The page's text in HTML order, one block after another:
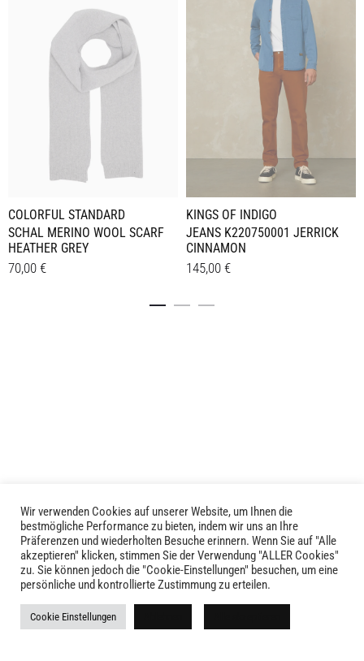
COLORFUL STANDARD
SCHAL MERINO WOOL SCARF
HEATHER GREY
70,00 €
KINGS OF INDIGO
JEANS K220750001 JERRICK
CINNAMON
145,00 €
Produktseite
gewählt
werden
LIVID © 2024
Kontakt
Versandkosten
Wir verwenden Cookies auf unserer Website, um Ihnen die
bestmögliche Performance zu bieten, indem wir uns an Ihre
Präferenzen und wiederholten Besuche erinnern. Wenn Sie auf "Alle
akzeptieren" klicken, stimmen Sie der Verwendung "ALLER Cookies"
zu. Sie können jedoch die "Cookie-Einstellungen" besuchen, um eine
persönliche und kontrollierte Zustimmung zu erteilen.
Cookie Einstellungen